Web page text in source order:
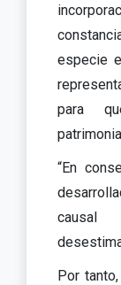
especie
para
“En
causal
Por